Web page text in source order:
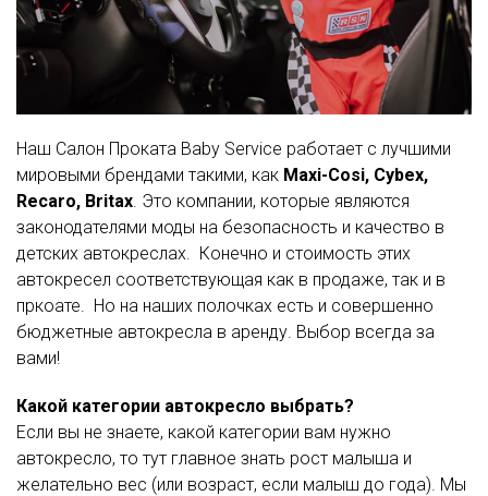
Наш Салон Проката Baby Service работает с лучшими
мировыми брендами такими, как Maxi-Cosi, Cybex,
Recaro, Britax . Это компании, которые являются
законодателями моды на безопасность и качество в
детских автокреслах. Конечно и стоимость этих
автокресел соответствующая как в продаже, так и в
пркоате. Но на наших полочках есть и совершенно
бюджетные автокресла в аренду. Выбор всегда за
вами!
Какой категории автокресло выбрать?
Если вы не знаете, какой категории вам нужно
автокресло, то тут главное знать рост малыша и
желательно вес (или возраст, если малыш до года). Мы